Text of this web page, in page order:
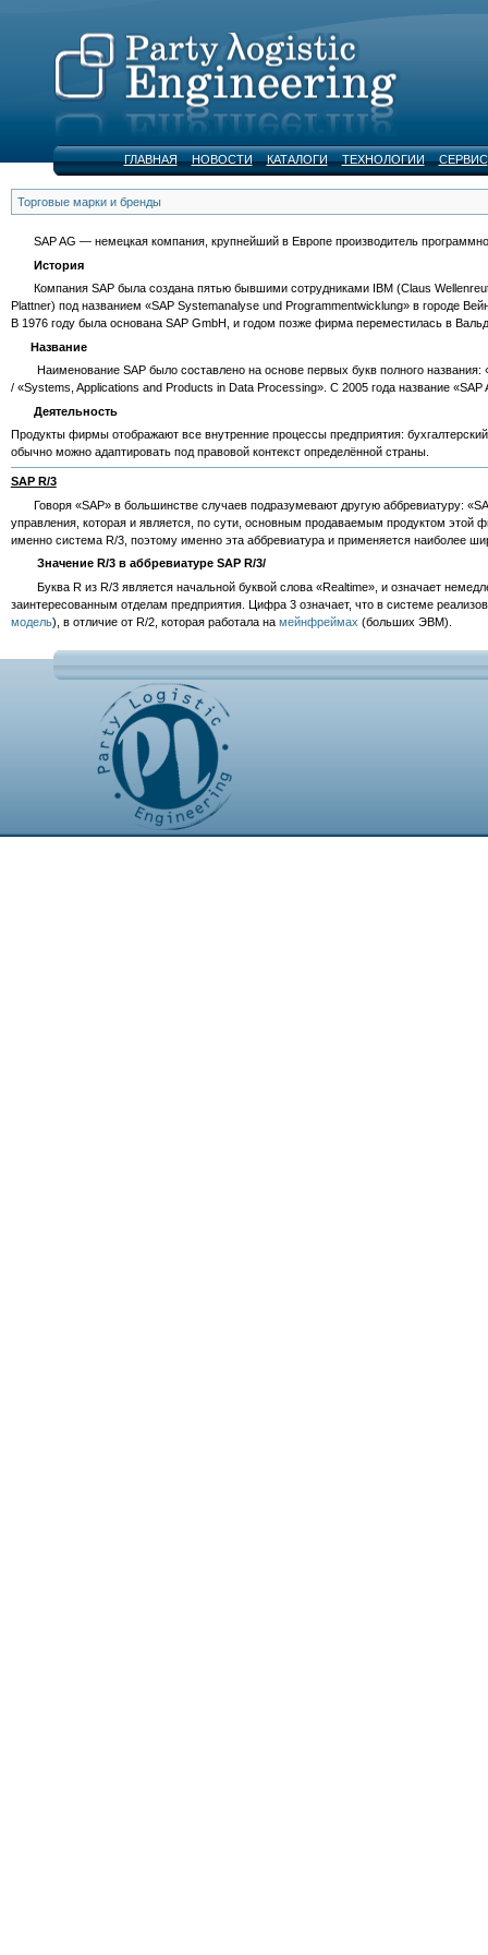
ГЛАВНАЯ НОВОСТИ КАТАЛОГИ ТЕХНОЛОГИИ СЕРВИС
Торговые марки и бренды
SAP AG — немецкая компания, крупнейший в Европе производитель
История
Компания SAP была создана пятью бывшими сотрудниками IBM (Claus
Plattner) под названием «SAP Systemanalyse und Programmentwicklung» в городе
В 1976 году была основана SAP GmbH, и годом позже фирма переместилась в
Название
Наименование SAP было составлено на основе первых букв полного названия:
/ «Systems, Applications and Products in Data Processing». С 2005 года название
Деятельность
Продукты фирмы отображают все внутренние процессы предприятия:
обычно можно адаптировать под правовой контекст определённой страны.
SAP R/3
Говоря «SAP» в большинстве случаев подразумевают другую аббревиатуру:
управления, которая и является, по сути, основным продаваемым продуктом
именно система R/3, поэтому именно эта аббревиатура и применяется наиболее
Значение R/3 в аббревиатуре SAP R/3/
Буква R из R/3 является начальной буквой слова «Realtime», и означает
заинтересованным отделам предприятия. Цифра 3 означает, что в системе
модель), в отличие от R/2, которая работала на мейнфреймах (больших ЭВМ).